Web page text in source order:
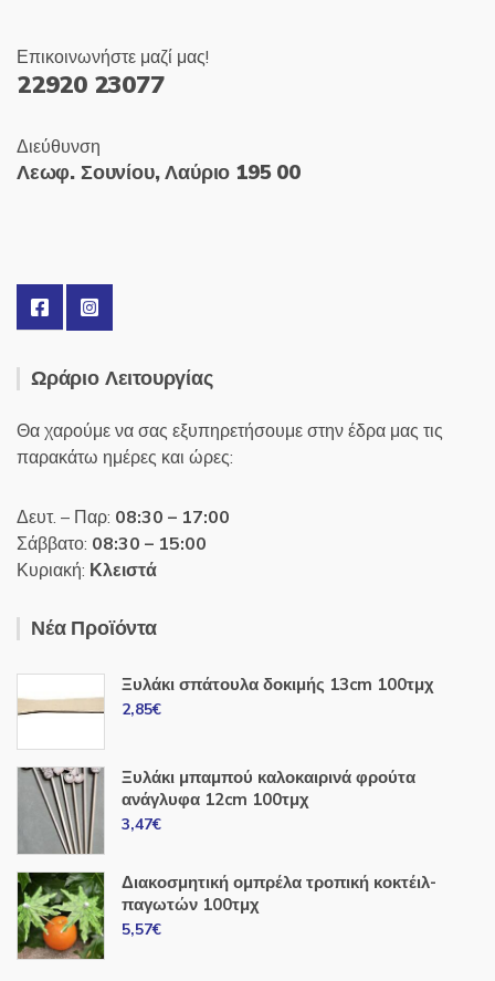
Επικοινωνήστε μαζί μας!
22920 23077
Διεύθυνση
Λεωφ. Σουνίου, Λαύριο 195 00
Ωράριο Λειτουργίας
Θα χαρούμε να σας εξυπηρετήσουμε στην έδρα μας τις
παρακάτω ημέρες και ώρες:
Δευτ. – Παρ: 08:30 – 17:00
Σάββατο: 08:30 – 15:00
Κυριακή: Κλειστά
Νέα Προϊόντα
Ξυλάκι σπάτουλα δοκιμής 13cm 100τμχ
2,85€
Ξυλάκι μπαμπού καλοκαιρινά φρούτα
ανάγλυφα 12cm 100τμχ
3,47€
Διακοσμητική ομπρέλα τροπική κοκτέιλ-
παγωτών 100τμχ
5,57€